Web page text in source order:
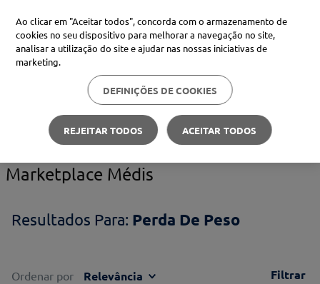
Procure no Marketplace Médis
Pesquisas mais comuns
xiaomi
3º uriage
Perda de Peso
Marketplace Médis
Perda De Peso
Ordenar por Relevância Filtrar
Ao clicar em "Aceitar todos", concorda com o armazenamento de
cookies no seu dispositivo para melhorar a navegação no site,
analisar a utilização do site e ajudar nas nossas iniciativas de
marketing.
DEFINIÇÕES DE COOKIES
REJEITAR TODOS ACEITAR TODOS